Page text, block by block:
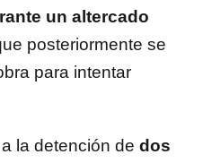
un altercado
posteriormente se
para intentar
la detención de dos